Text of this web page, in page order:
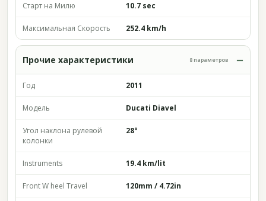
Старт на Милю 10.7 sec
Максимальная Скорость 252.4 km/h
Прочие характеристики 8 параметров
Год 2011
Модель Ducati Diavel
Угол наклона рулевой
колонки
28°
Instruments 19.4 km/lit
Front W heel Travel 120mm / 4.72in